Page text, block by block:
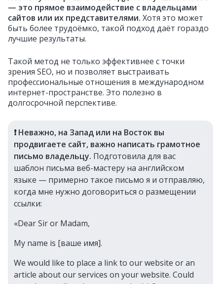
— это прямое взаимодействие с владельцами
сайтов или их представителями. Хотя это может
быть более трудоёмко, такой подход даёт гораздо
лучшие результаты.
Такой метод не только эффективнее с точки
зрения SEO, но и позволяет выстраивать
профессиональные отношения в международном
интернет-пространстве. Это полезно в
долгосрочной перспективе.
❗️ Неважно, на Запад или на Восток вы
продвигаете сайт, важно написать грамотное
письмо владельцу. Подготовила для вас
шаблон письма веб-мастеру на английском
языке — примерно такое письмо я и отправляю,
когда мне нужно договориться о размещении
ссылки:
«Dear Sir or Madam,
My name is [ваше имя].
We would like to place a link to our website or an
article about our services on your website. Could